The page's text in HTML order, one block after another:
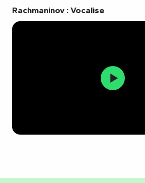
Rachmaninov : Vocalise